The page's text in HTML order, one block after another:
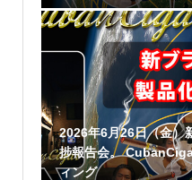
2026年6月26日（金）
捗報告会。
ィング